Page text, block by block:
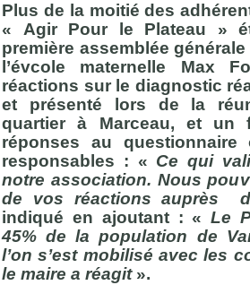
Plus de la moitié des
« Agir Pour le Plateau »
première assemblée
l’évcole maternelle Max
réactions sur le diagnostic
et présenté lors de la
quartier à Marceau, et un
réponses au
responsables : « Ce qui
notre association. Nous
de vos réactions auprès
indiqué en ajoutant : «Le
45% de la population de
l’on s’est mobilisé avec les
le maire a réagit».